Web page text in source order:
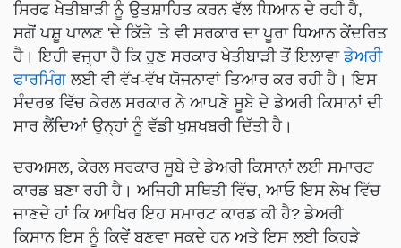
ਸਿਰਫ ਖੇਤੀਬਾੜੀ ਨੂੰ ਉਤਸ਼ਾਹਿਤ ਕਰਨ ਵੱਲ ਧਿਆਨ ਦੇ ਰਹੀ ਹੈ,
ਸਗੋਂ ਪਸ਼ੂ ਪਾਲਣ 'ਦੇ ਕਿੱਤੇ 'ਤੇ ਵੀ ਸਰਕਾਰ ਦਾ ਪੂਰਾ ਧਿਆਨ ਕੇਂਦਰਿਤ
ਹੈ। ਇਹੀ ਵਜ੍ਹਾ ਹੈ ਕਿ ਹੁਣ ਸਰਕਾਰ ਖੇਤੀਬਾੜੀ ਤੋਂ ਇਲਾਵਾ ਡੇਅਰੀ
ਫਾਰਮਿੰਗ ਲਈ ਵੀ ਵੱਖ-ਵੱਖ ਯੋਜਨਾਵਾਂ ਤਿਆਰ ਕਰ ਰਹੀ ਹੈ। ਇਸ
ਸੰਦਰਭ ਵਿੱਚ ਕੇਰਲ ਸਰਕਾਰ ਨੇ ਆਪਣੇ ਸੂਬੇ ਦੇ ਡੇਅਰੀ ਕਿਸਾਨਾਂ ਦੀ
ਸਾਰ ਲੈਂਦਿਆਂ ਉਨ੍ਹਾਂ ਨੂੰ ਵੱਡੀ ਖੁਸ਼ਖਬਰੀ ਦਿੱਤੀ ਹੈ।
ਦਰਅਸਲ, ਕੇਰਲ ਸਰਕਾਰ ਸੂਬੇ ਦੇ ਡੇਅਰੀ ਕਿਸਾਨਾਂ ਲਈ ਸਮਾਰਟ
ਕਾਰਡ ਬਣਾ ਰਹੀ ਹੈ। ਅਜਿਹੀ ਸਥਿਤੀ ਵਿੱਚ, ਆਓ ਇਸ ਲੇਖ ਵਿੱਚ
ਜਾਣਦੇ ਹਾਂ ਕਿ ਆਖਿਰ ਇਹ ਸਮਾਰਟ ਕਾਰਡ ਕੀ ਹੈ? ਡੇਅਰੀ
ਕਿਸਾਨ ਇਸ ਨੂੰ ਕਿਵੇਂ ਬਣਵਾ ਸਕਦੇ ਹਨ ਅਤੇ ਇਸ ਲਈ ਕਿਹੜੇ